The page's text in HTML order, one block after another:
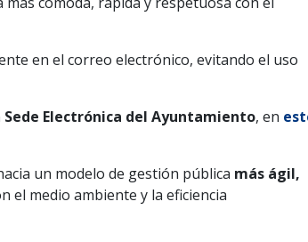
en el correo electrónico, evitando el uso
Sede Electrónica del Ayuntamiento, en
un modelo de gestión pública más ágil,
el medio ambiente y la eficiencia